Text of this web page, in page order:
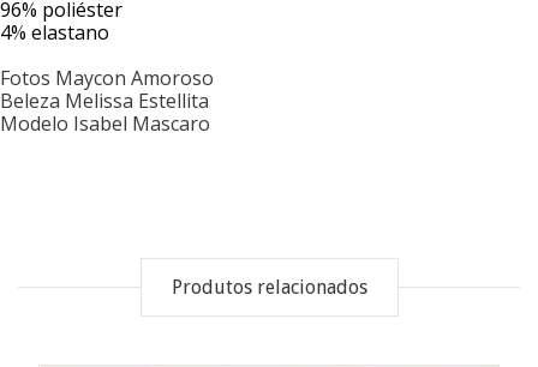
96% poliéster
4% elastano
Fotos Maycon Amoroso
Beleza Melissa Estellita
Modelo Isabel Mascaro
Produtos relacionados